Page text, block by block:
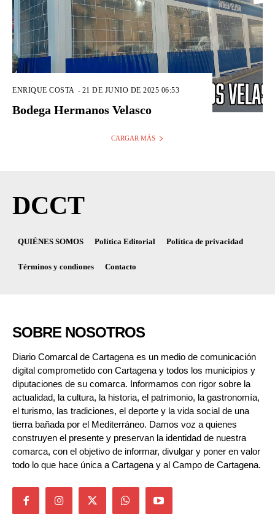
ENRIQUE COSTA - 21 DE JUNIO DE 2025 06:53
Bodega Hermanos Velasco
CARGAR MÁS
DCCT
QUIÉNES SOMOS Política Editorial Política de privacidad
Términos y condiones Contacto
SOBRE NOSOTROS
Diario Comarcal de Cartagena es un medio de comunicación
digital comprometido con Cartagena y todos los municipios y
diputaciones de su comarca. Informamos con rigor sobre la
actualidad, la cultura, la historia, el patrimonio, la gastronomía,
el turismo, las tradiciones, el deporte y la vida social de una
tierra bañada por el Mediterráneo. Damos voz a quienes
construyen el presente y preservan la identidad de nuestra
comarca, con el objetivo de informar, divulgar y poner en valor
todo lo que hace única a Cartagena y al Campo de Cartagena.